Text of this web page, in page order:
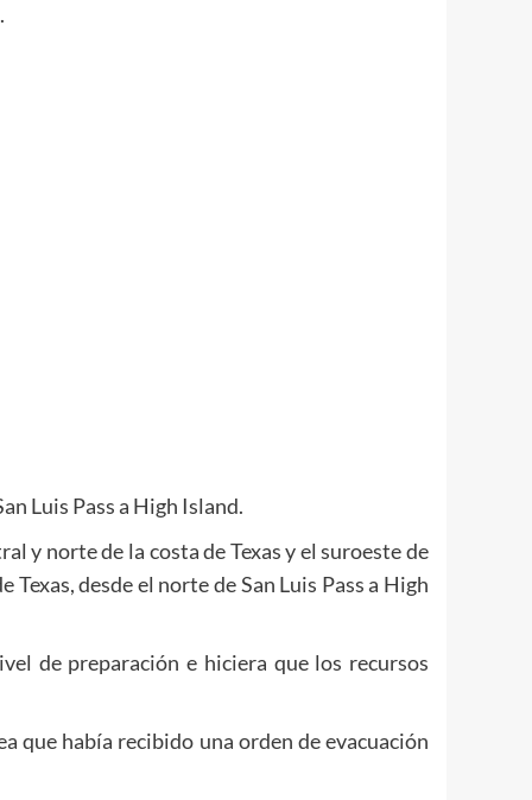
Luis Pass a High Island.
y norte de la costa de Texas y el suroeste de
desde el norte de San Luis Pass a High
de preparación e hiciera que los recursos
que había recibido una orden de evacuación